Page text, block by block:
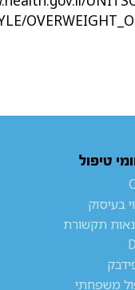
טיפול
בעיסוק
תקשורת
משפחתי